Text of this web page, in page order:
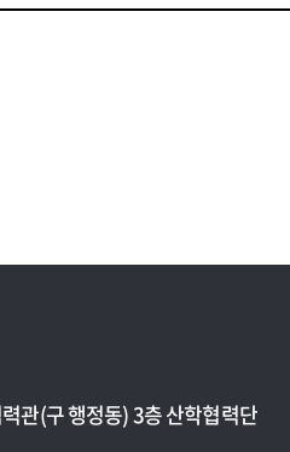
관(구 행정동) 3층 산학협력단